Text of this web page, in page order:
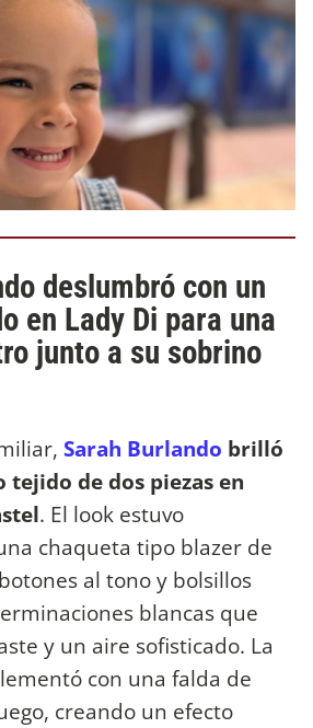
deslumbró con un
en Lady Di para una
junto a su sobrino
Sarah Burlando brilló
tejido de dos piezas en
. El look estuvo
chaqueta tipo blazer de
al tono y bolsillos
blancas que
y un aire sofisticado. La
con una falda de
creando un efecto